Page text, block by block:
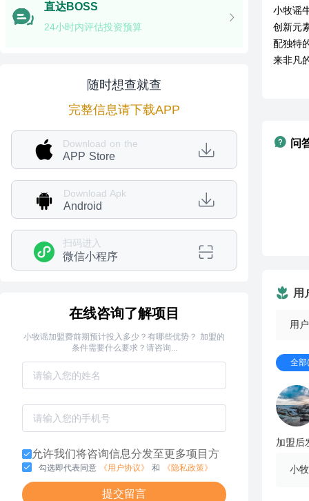
直达BOSS
24小时内评估投资预算
随时想查就查
完整信息请下载APP
Download on the
APP Store
Download Apk
Android
扫码进入
微信小程序
在线咨询了解项目
小牧谣加盟费前期预计投入多少？有哪些优势？ 加盟的
条件需要什么要求？请咨询...
允许我们将咨询信息分发至更多项目方
勾选即代表同意 《用户协议》 和 《隐私政策》
提交留言
小牧谣
创新元
配独特
来非凡
问
用
用
全部
加盟后
小